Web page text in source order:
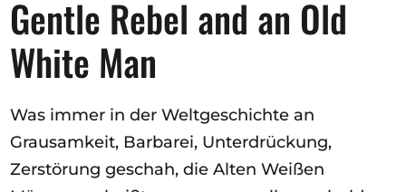
Gentle Rebel and an Old
White Man
Was immer in der Weltgeschichte an
Grausamkeit, Barbarei, Unterdrückung,
Zerstörung geschah, die Alten Weißen